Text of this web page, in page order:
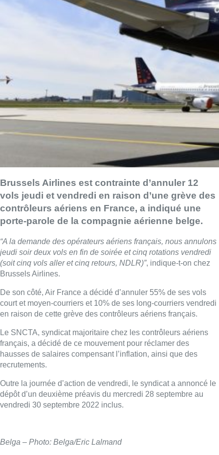
Brussels Airlines est contrainte d’annuler 12
vols jeudi et vendredi en raison d’une grève des
contrôleurs aériens en France, a indiqué une
porte-parole de la compagnie aérienne belge.
“A la demande des opérateurs aériens français, nous annulons
jeudi soir deux vols en fin de soirée et cinq rotations vendredi
(soit cinq vols aller et cinq retours, NDLR)”, indique-t-on chez
Brussels Airlines.
De son côté, Air France a décidé d’annuler 55% de ses vols
court et moyen-courriers et 10% de ses long-courriers vendredi
en raison de cette grève des contrôleurs aériens français.
Le SNCTA, syndicat majoritaire chez les contrôleurs aériens
français, a décidé de ce mouvement pour réclamer des
hausses de salaires compensant l’inflation, ainsi que des
recrutements.
Outre la journée d’action de vendredi, le syndicat a annoncé le
dépôt d’un deuxième préavis du mercredi 28 septembre au
vendredi 30 septembre 2022 inclus.
Belga – Photo: Belga/Eric Lalmand